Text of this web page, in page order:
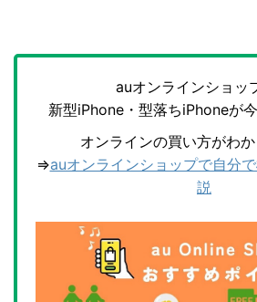
auオンラインショッ
新型iPhone・型落ちiPhoneが
オンラインの買い方がわ
⇒auオンラインショップで自分
説